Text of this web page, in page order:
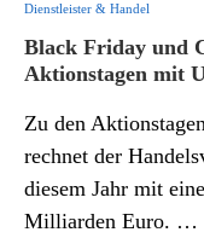
Dienstleister & Handel
Black Friday und
Aktionstagen mit
Zu den
rechnet der
diesem Jahr mit
Milliarden Euro. …